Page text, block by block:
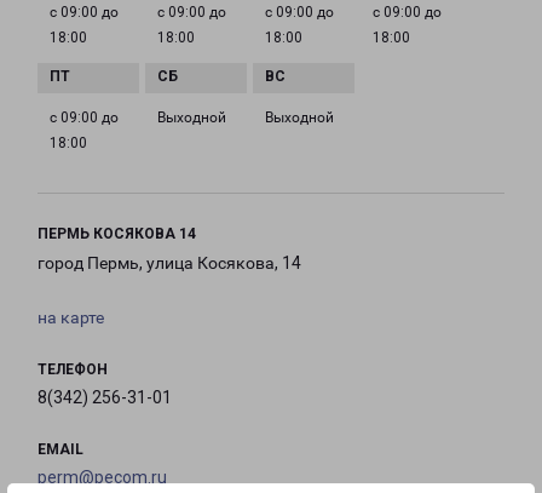
с 09:00 до
18:00
с 09:00 до
18:00
с 09:00 до
18:00
с 09:00 до
18:00
с 09:00 до
18:00
Выходной Выходной
ПЕРМЬ КОСЯКОВА 14
город Пермь, улица Косякова, 14
на карте
ТЕЛЕФОН
8(342) 256-31-01
EMAIL
perm@pecom.ru